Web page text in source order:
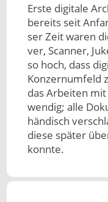
Erste digi­tale
bereits seit
ser Zeit waren
ver, Scan­ner,
so hoch, dass
Konzern­um­feld
das Arbei­ten
wendig; alle
hän­disch
die­se spä­ter
kon­nte.